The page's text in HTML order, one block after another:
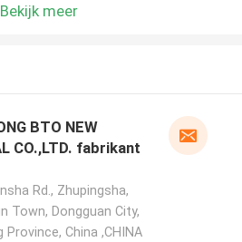
Bekijk meer
BTO NEW
CO.,LTD. fabrikant
Rd., Zhupingsha,
Town, Dongguan City,
Province, China ,CHINA